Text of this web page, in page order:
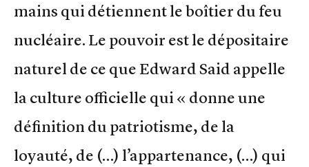
mains qui détiennent le boîtier du feu
nucléaire. Le pouvoir est le dépositaire
naturel de ce que Edward Said appelle
la culture officielle qui « donne une
définition du patriotisme, de la
loyauté, de (…) l’appartenance, (…) qui